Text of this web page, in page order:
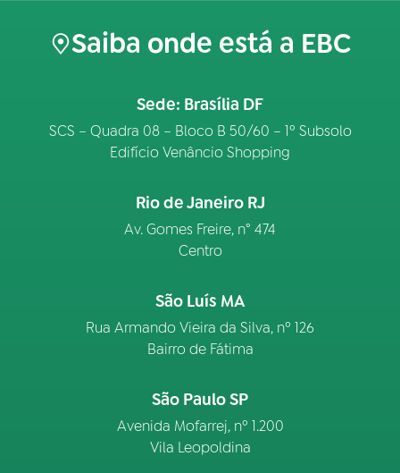
Saiba onde está a EBC
Sede: Brasília DF
SCS – Quadra 08 – Bloco B 50/60 – 1º Subsolo
Edifício Venâncio Shopping
Rio de Janeiro RJ
Av. Gomes Freire, n° 474
Centro
São Luís MA
Rua Armando Vieira da Silva, nº 126
Bairro de Fátima
São Paulo SP
Avenida Mofarrej, nº 1.200
Vila Leopoldina